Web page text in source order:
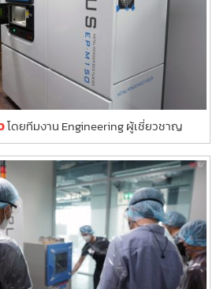
โดยทีมงาน Engineering ผู้เชี่ยวชาญ